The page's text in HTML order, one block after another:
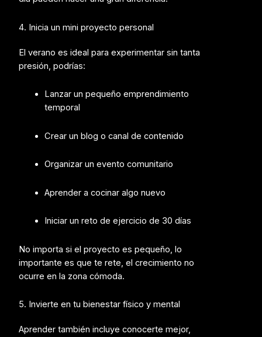
4. Inicia un mini proyecto personal
El verano es ideal para experimentar sin tanta
presión, podrías:
Lanzar un pequeño emprendimiento
temporal
Crear un blog o canal de contenido
Organizar un evento comunitario
Aprender a cocinar algo nuevo
Iniciar un reto de ejercicio de 30 días
No importa si el proyecto es pequeño, lo
importante es que te rete, el crecimiento no
ocurre en la zona cómoda.
5. Invierte en tu bienestar físico y mental
Aprender también incluye conocerte mejor,